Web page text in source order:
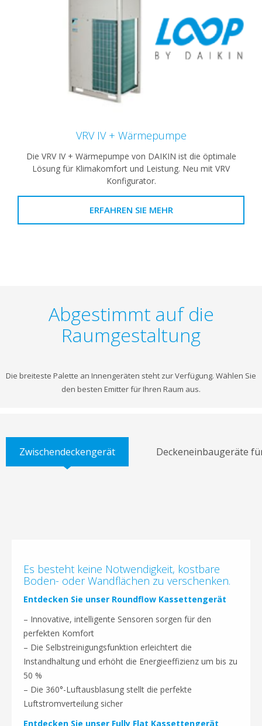
VRV IV + Wärmepumpe
Die VRV IV + Wärmepumpe von DAIKIN ist die öptimale
Lösung für Klimakomfort und Leistung. Neu mit VRV
Konfigurator.
ERFAHREN SIE MEHR
Abgestimmt auf die
Raumgestaltung
Die breiteste Palette an Innengeräten steht zur Verfügung. Wählen Sie
den besten Emitter für Ihren Raum aus.
Zwischendeckengerät Deckeneinbaugeräte
Es besteht keine Notwendigkeit, kostbare
Boden- oder Wandflächen zu verschenken.
Entdecken Sie unser Roundflow Kassettengerät
– Innovative, intelligente Sensoren sorgen für den
perfekten Komfort
– Die Selbstreinigungsfunktion erleichtert die
Instandhaltung und erhöht die Energieeffizienz um bis zu
50 %
– Die 360°-Luftausblasung stellt die perfekte
Luftstromverteilung sicher
Entdecken Sie unser Fully Flat Kassettengerät